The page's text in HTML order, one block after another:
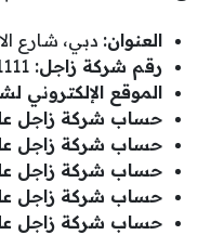
العنوان: دبي، شارع
رقم شركة زاجل:
الموقع الإلكتروني
حساب شركة زاجل
حساب شركة زاجل
حساب شركة زاجل
حساب شركة زاجل
حساب شركة زاجل